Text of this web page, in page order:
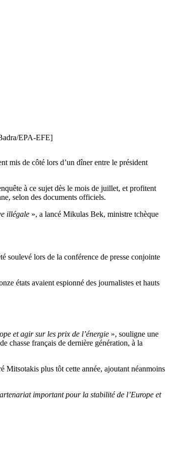
EPA-EFE]
mis de côté lors d’un dîner entre le président
à ce sujet dès le mois de juillet, et profitent
selon des documents officiels.
illégale », a lancé Mikulas Bek, ministre tchèque
soulevé lors de la conférence de presse conjointe
états avaient espionné des journalistes et hauts
et agir sur les prix de l’énergie », souligne une
chasse français de dernière génération, à la
Mitsotakis plus tôt cette année, ajoutant néanmoins
important pour la stabilité de l’Europe et